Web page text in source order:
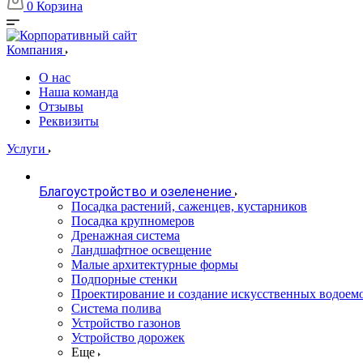
0 Корзина
Компания
О нас
Наша команда
Отзывы
Реквизиты
Услуги
Благоустройство и озеленение
Посадка растений, саженцев, кустарников
Посадка крупномеров
Дренажная система
Ландшафтное освещение
Малые архитектурные формы
Подпорные стенки
Проектирование и создание искусственных
Система полива
Устройство газонов
Устройство дорожек
Еще